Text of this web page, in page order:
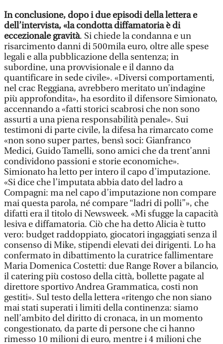
In conclusione, dopo i due episodi della lettera e
dell’intervista, «la condotta diffamatoria è di
eccezionale gravità. Si chiede la condanna e un
risarcimento danni di 500mila euro, oltre alle spese
legali e alla pubblicazione della sentenza; in
subordine, una provvisionale e il danno da
quantificare in sede civile». «Diversi comportamenti,
nel crac Reggiana, avrebbero meritato un’indagine
più approfondita», ha esordito il difensore Simionato,
accennando a «fatti storici scabrosi che non sono
assurti a una piena responsabilità penale». Sui
testimoni di parte civile, la difesa ha rimarcato come
«non sono super partes, bensì soci: Gianfranco
Medici, Guido Tamelli, sono amici che da trent’anni
condividono passioni e storie economiche».
Simionato ha letto per intero il capo d’imputazione.
«Si dice che l’imputata abbia dato del ladro a
Compagni: ma nel capo d’imputazione non compare
mai questa parola, né compare “ladri di polli”», che
difatti era il titolo di Newsweek. «Mi sfugge la capacità
lesiva e diffamatoria. Ciò che ha detto Alicia è tutto
vero: budget raddoppiato, giocatori ingaggiati senza il
consenso di Mike, stipendi elevati dei dirigenti. Lo ha
confermato in dibattimento la curatrice fallimentare
Maria Domenica Costetti: due Range Rover a bilancio,
il catering più costoso della città, bollette pagate al
direttore sportivo Andrea Grammatica, costi non
gestiti». Sul testo della lettera «ritengo che non siano
mai stati superati i limiti della continenza: siamo
nell’ambito del diritto di cronaca, in un momento
congestionato, da parte di persone che ci hanno
rimesso 10 milioni di euro, mentre i 4 milioni che